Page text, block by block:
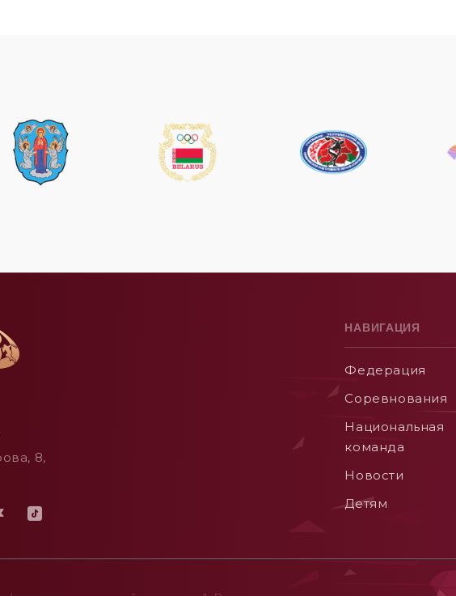
8,
НАВИГАЦИЯ
Федерация
Соревнования
Национальная
команда
Новости
Детям